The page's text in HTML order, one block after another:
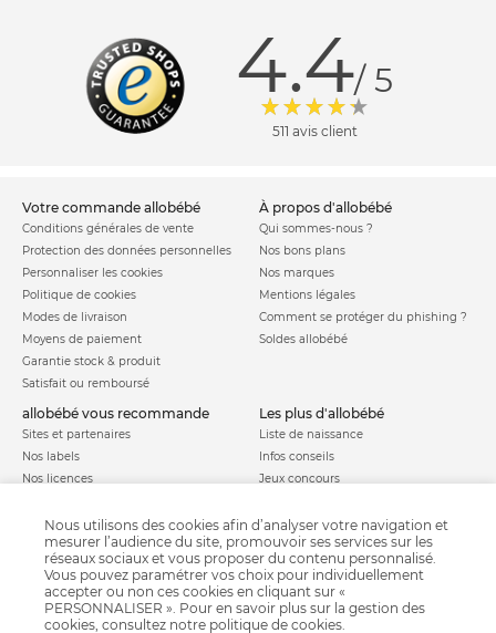
4.4/ 5
511 avis client
votre commande allobébé
Conditions générales de vente
Protection des données personnelles
Personnaliser les cookies
Politique de cookies
Modes de livraison
Moyens de paiement
Garantie stock & produit
Satisfait ou remboursé
à propos d'allobébé
Qui sommes-nous ?
Nos bons plans
Nos marques
Mentions légales
Comment se protéger du phishing ?
Soldes allobébé
allobébé vous recommande
Sites et partenaires
Nos labels
Nos licences
les plus d'allobébé
Liste de naissance
Infos conseils
Jeux concours
Parrainage
Paiement sécurisé
Charte qualité
Nous utilisons des cookies afin d’analyser votre navigation et
mesurer l’audience du site, promouvoir ses services sur les
réseaux sociaux et vous proposer du contenu personnalisé.
Vous pouvez paramétrer vos choix pour individuellement
accepter ou non ces cookies en cliquant sur «
PERSONNALISER ». Pour en savoir plus sur la gestion des
cookies, consultez notre politique de cookies.